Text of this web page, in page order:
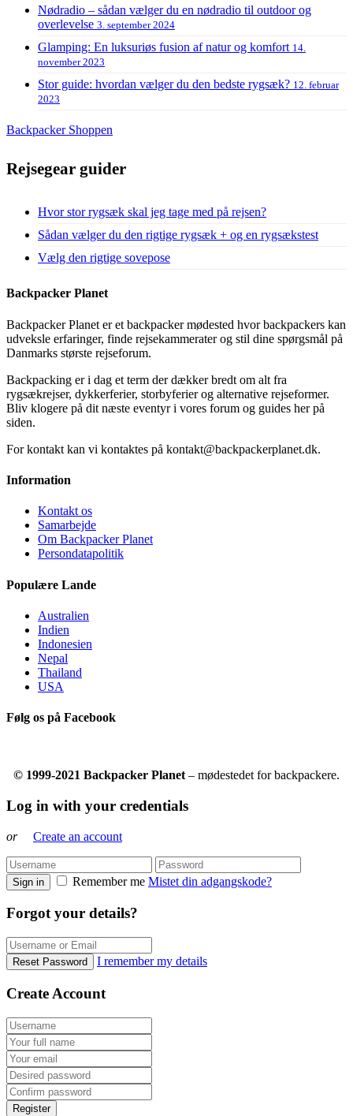
Nødradio – sådan vælger du en nødradio til outdoor og
overlevelse 3. september 2024
Glamping: En luksuriøs fusion af natur og komfort 14.
november 2023
Stor guide: hvordan vælger du den bedste rygsæk? 12. februar
2023
Backpacker Shoppen
Rejsegear guider
Hvor stor rygsæk skal jeg tage med på rejsen?
Sådan vælger du den rigtige rygsæk + og en rygsækstest
Vælg den rigtige sovepose
Backpacker Planet
Backpacker Planet er et backpacker mødested hvor backpackers kan
udveksle erfaringer, finde rejsekammerater og stil dine spørgsmål på
Danmarks største rejseforum.
Backpacking er i dag et term der dækker bredt om alt fra
rygsækrejser, dykkerferier, storbyferier og alternative rejseformer.
Bliv klogere på dit næste eventyr i vores forum og guides her på
siden.
For kontakt kan vi kontaktes på kontakt@backpackerplanet.dk.
Information
Kontakt os
Samarbejde
Om Backpacker Planet
Persondatapolitik
Populære Lande
Australien
Indien
Indonesien
Nepal
Thailand
USA
Følg os på Facebook
© 1999-2021 Backpacker Planet – mødestedet for backpackere.
Log in with your credentials
or Create an account
Sign in Remember me Mistet din adgangskode?
Forgot your details?
Reset Password I remember my details
Create Account
Register